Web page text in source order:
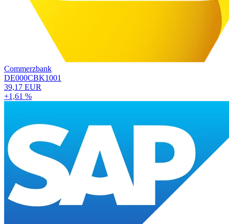
Commerzbank
DE000CBK1001
39,17 EUR
+1,61 %